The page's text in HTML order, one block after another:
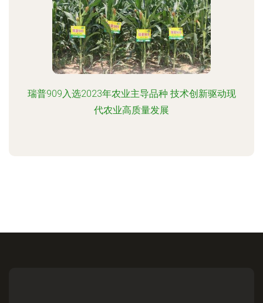
瑞普909入选2023年农业主导品种 技术创新驱动现
代农业高质量发展